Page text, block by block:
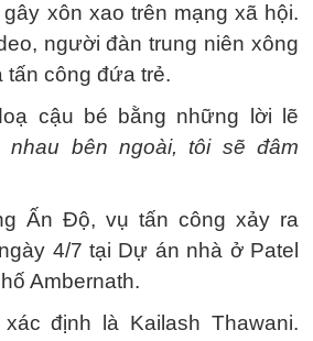
xôn xao trên mạng xã hội.
người đàn trung niên xông
tấn công đứa trẻ.
cậu bé bằng những lời lẽ
nhau bên ngoài, tôi sẽ đâm
Ấn Độ, vụ tấn công xảy ra
4/7 tại Dự án nhà ở Patel
Ambernath.
định là Kailash Thawani.